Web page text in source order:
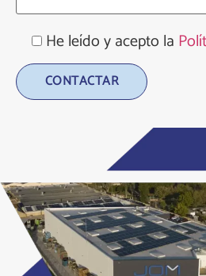
He leído y acepto la